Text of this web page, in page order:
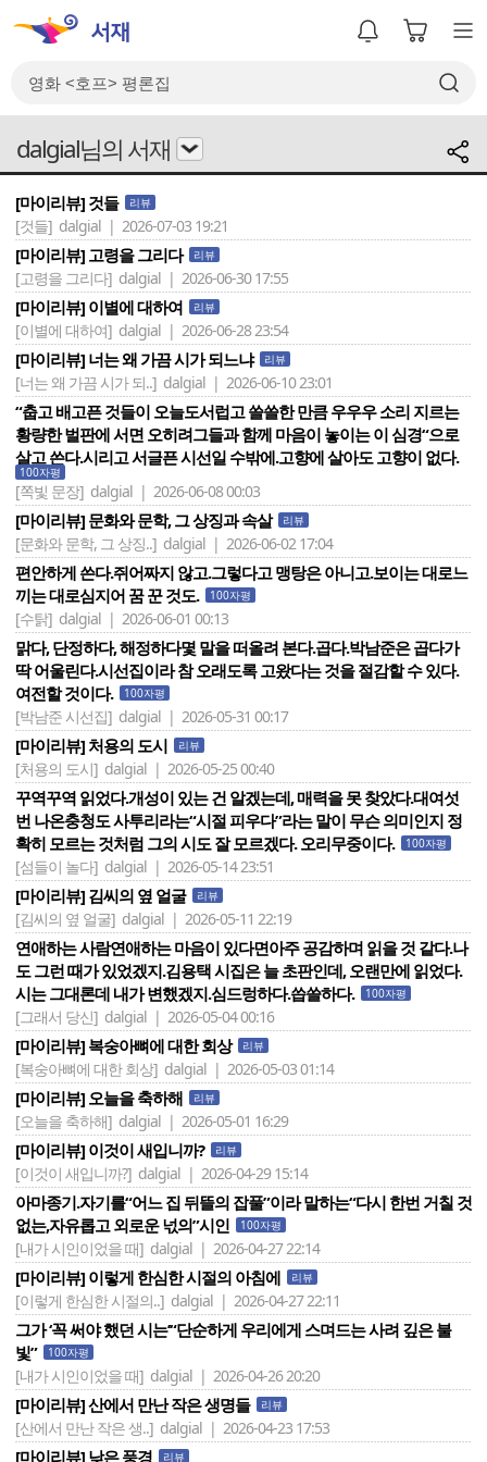
dalgial님의 서재
[마이리뷰] 것들 리뷰
[것들] dalgial | 2026-07-03 19:21
[마이리뷰] 고령을 그리다 리뷰
[고령을 그리다] dalgial | 2026-06-30 17:55
[마이리뷰] 이별에 대하여 리뷰
[이별에 대하여] dalgial | 2026-06-28 23:54
[마이리뷰] 너는 왜 가끔 시가 되느냐 리뷰
[너는 왜 가끔 시가 되..] dalgial | 2026-06-10 23:01
“춥고 배고픈 것들이 오늘도서럽고 쓸쓸한 만큼 우우우 소리 지르는
황량한 벌판에 서면 오히려그들과 함께 마음이 놓이는 이 심경“으로
살고 쓴다.시리고 서글픈 시선일 수밖에.고향에 살아도 고향이 없다.
100자평
[쪽빛 문장] dalgial | 2026-06-08 00:03
[마이리뷰] 문화와 문학, 그 상징과 속살 리뷰
[문화와 문학, 그 상징..] dalgial | 2026-06-02 17:04
편안하게 쓴다.쥐어짜지 않고.그렇다고 맹탕은 아니고.보이는 대로느
끼는 대로심지어 꿈 꾼 것도.
100자평
[수탉] dalgial | 2026-06-01 00:13
맑다, 단정하다, 해정하다몇 말을 떠올려 본다.곱다.박남준은 곱다가
딱 어울린다.시선집이라 참 오래도록 고왔다는 것을 절감할 수 있다.
여전할 것이다.
100자평
[박남준 시선집] dalgial | 2026-05-31 00:17
[마이리뷰] 처용의 도시 리뷰
[처용의 도시] dalgial | 2026-05-25 00:40
꾸역꾸역 읽었다.개성이 있는 건 알겠는데, 매력을 못 찾았다.대여섯
번 나온충청도 사투리라는“시절 피우다”라는 말이 무슨 의미인지 정
확히 모르는 것처럼 그의 시도 잘 모르겠다. 오리무중이다.
100자평
[섬들이 놀다] dalgial | 2026-05-14 23:51
[마이리뷰] 김씨의 옆 얼굴 리뷰
[김씨의 옆 얼굴] dalgial | 2026-05-11 22:19
연애하는 사람연애하는 마음이 있다면아주 공감하며 읽을 것 같다.나
도 그런 때가 있었겠지.김용택 시집은 늘 초판인데, 오랜만에 읽었다.
시는 그대론데 내가 변했겠지.심드렁하다.씁쓸하다.
100자평
[그래서 당신] dalgial | 2026-05-04 00:16
[마이리뷰] 복숭아뼈에 대한 회상 리뷰
[복숭아뼈에 대한 회상] dalgial | 2026-05-03 01:14
[마이리뷰] 오늘을 축하해 리뷰
[오늘을 축하해] dalgial | 2026-05-01 16:29
[마이리뷰] 이것이 새입니까? 리뷰
[이것이 새입니까?] dalgial | 2026-04-29 15:14
아마종기.자기를“어느 집 뒤뜰의 잡풀”이라 말하는“다시 한번 거칠 것
없는,자유롭고 외로운 넋의”시인
100자평
[내가 시인이었을 때] dalgial | 2026-04-27 22:14
[마이리뷰] 이렇게 한심한 시절의 아침에 리뷰
[이렇게 한심한 시절의..] dalgial | 2026-04-27 22:11
그가 ‘꼭 써야 했던 시는’“단순하게 우리에게 스며드는 사려 깊은 불
빛”
100자평
[내가 시인이었을 때] dalgial | 2026-04-26 20:20
[마이리뷰] 산에서 만난 작은 생명들 리뷰
[산에서 만난 작은 생..] dalgial | 2026-04-23 17:53
[마이리뷰] 낮은 풍경 리뷰